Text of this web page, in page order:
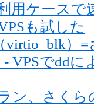
用ケース
も試した
virtio_blk）
VPSでdd
ン、さく